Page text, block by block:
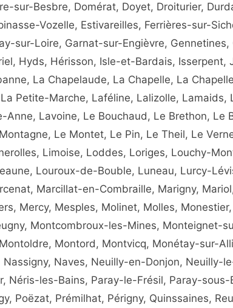
sur-Besbre, Domérat, Doyet, Droiturier,
Vozelle, Estivareilles, Ferrières-sur-
sur-Loire, Garnat-sur-Engièvre,
Hyds, Hérisson, Isle-et-Bardais, Isserpent,
La Chapelaude, La Chapelle, La
Petite-Marche, Laféline, Lalizolle, Lamaids,
Anne, Lavoine, Le Bouchaud, Le Brethon, Le
Le Montet, Le Pin, Le Theil, Le
Limoise, Loddes, Loriges, Louchy-
Louroux-de-Bouble, Luneau, Lurcy-
Marcillat-en-Combraille, Marigny,
Mercy, Mesples, Molinet, Molles,
Montcombroux-les-Mines, Monteignet-
Montord, Montvicq, Monétay-sur-
Naves, Neuilly-en-Donjon, Neuilly-
Néris-les-Bains, Paray-le-Frésil, Paray-
Poëzat, Prémilhat, Périgny, Quinssaines,